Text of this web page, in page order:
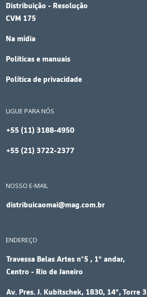
Distribuição - Resolução
CVM 175
Na mídia
Políticas e manuais
Política de privacidade
LIGUE PARA NÓS
+55 (11) 3188-4950
+55 (21) 3722-2377
NOSSO E-MAIL
distribuicaomai@mag.com.br
ENDEREÇO
Travessa Belas Artes n°5 , 1º andar,
Centro - Rio de Janeiro
Av. Pres. J. Kubitschek, 1830, 14º, Torre 3